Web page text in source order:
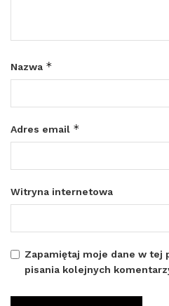
Nazwa *
Adres email *
Witryna internetowa
Zapamiętaj moje dane w tej
pisania kolejnych